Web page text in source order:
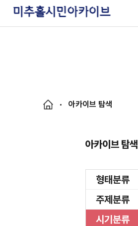
아카이브 탐색
아카이브 탐색
형태분류
주제분류
시기분류